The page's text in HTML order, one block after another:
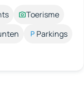
Toerisme
Parkings